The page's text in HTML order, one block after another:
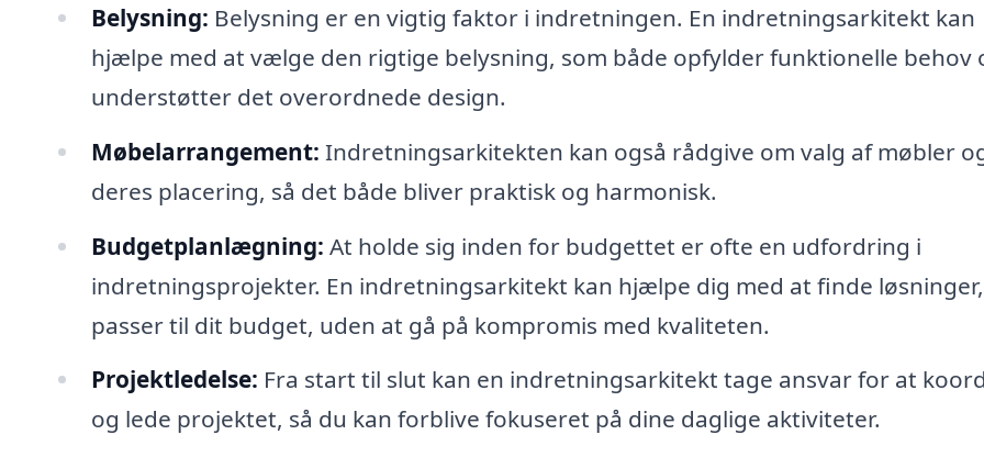
Belysning: Belysning er en vigtig faktor i indretningen. En indretningsarkitekt kan
hjælpe med at vælge den rigtige belysning, som både opfylder funktionelle behov
understøtter det overordnede design.
Møbelarrangement: Indretningsarkitekten kan også rådgive om valg af møbler
deres placering, så det både bliver praktisk og harmonisk.
Budgetplanlægning: At holde sig inden for budgettet er ofte en udfordring i
indretningsprojekter. En indretningsarkitekt kan hjælpe dig med at finde
passer til dit budget, uden at gå på kompromis med kvaliteten.
Projektledelse: Fra start til slut kan en indretningsarkitekt tage ansvar for at
og lede projektet, så du kan forblive fokuseret på dine daglige aktiviteter.